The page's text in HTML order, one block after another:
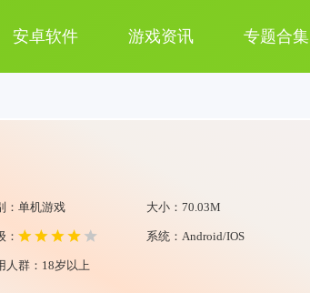
安卓软件 游戏资讯 专题合集
：单机游戏 大小：70.03M
： 系统：Android/IOS
人群：18岁以上